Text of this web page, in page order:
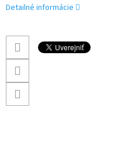
Detailné informácie